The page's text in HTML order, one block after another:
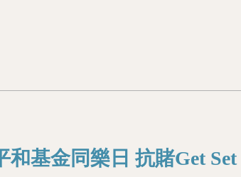
和基金同樂日 抗賭Get Set